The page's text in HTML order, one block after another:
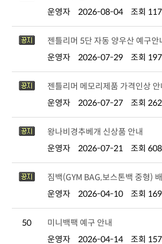
운영자
2026-08-04 조회
젠틀리머 5단 자동 양우산 예구안
운영자
2026-07-29 조회
젠틀리머 메모리제품 가격인상 안
운영자
2026-07-27 조회
왕나비경추베개 신상품 안내
운영자
2026-07-21 조회
짐백(GYM BAG,보스톤백 중형)
운영자
2026-04-10 조회
50
미니백팩 예구 안내
운영자
2026-04-14 조회